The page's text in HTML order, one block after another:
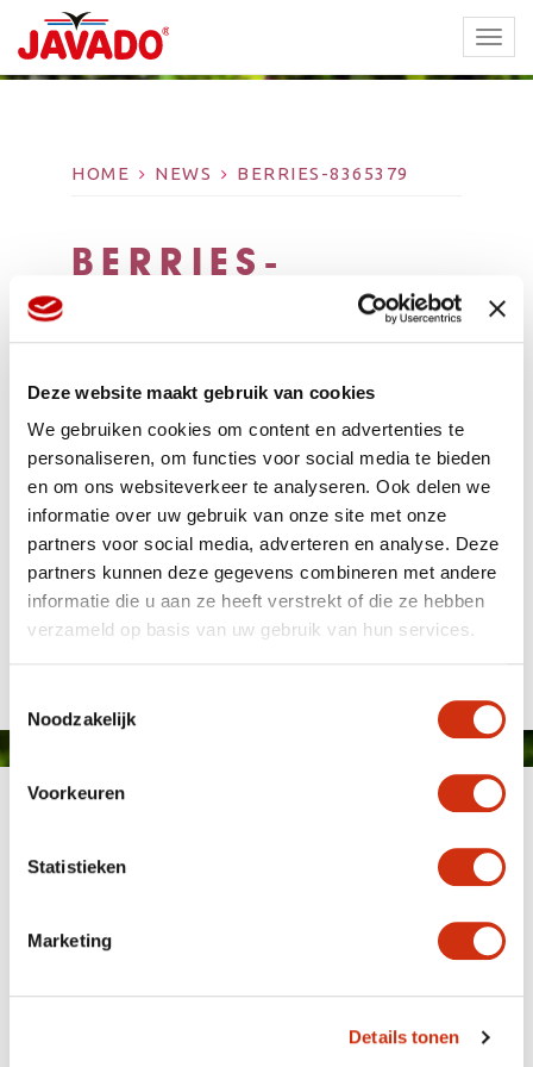
Deze website maakt gebruik van cookies
We gebruiken cookies om content en advertenties te
personaliseren, om functies voor social media te bieden
en om ons websiteverkeer te analyseren. Ook delen we
informatie over uw gebruik van onze site met onze
partners voor social media, adverteren en analyse. Deze
partners kunnen deze gegevens combineren met andere
informatie die u aan ze heeft verstrekt of die ze hebben
verzameld op basis van uw gebruik van hun services.
Noodzakelijk
Voorkeuren
Statistieken
Marketing
Details tonen
HOME NEWS BERRIES-8365379
BERRIES-
Published on: 12. 12. 2024